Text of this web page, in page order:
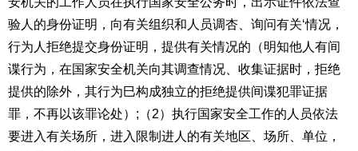
验人的身份证明，向有关组织和人员调杏、询问有关‘情况，
行为人拒绝提交身份证明，提供有关情况的（明知他人有间
谍行为，在国家安全机关向其调查情况、收集证据时，拒绝
提供的除外，其行为巳构成独立的拒绝提供间谍犯罪证据
罪 ，不再以该罪论处） ; （2）执行国家安全工作的人员依法
要进入有关场所，进入限制进人的有关地区、场所、单位，